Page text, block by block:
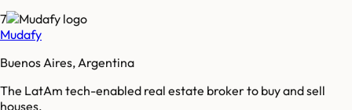
7
Mudafy
Buenos Aires, Argentina
The LatAm tech-enabled real estate broker to buy and sell
houses.